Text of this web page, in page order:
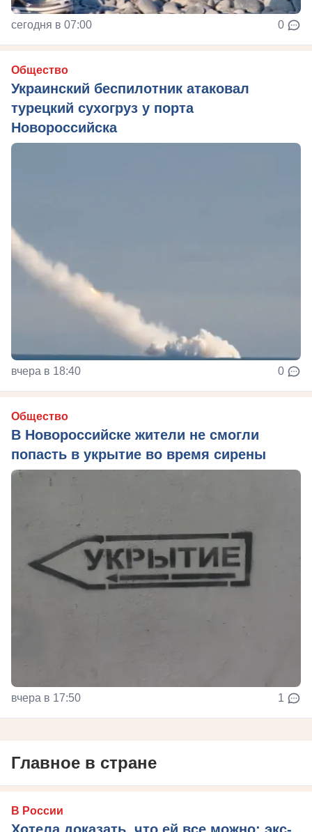
сегодня в 07:00 0
Общество
Украинский беспилотник атаковал
турецкий сухогруз у порта
Новороссийска
вчера в 18:40 0
Общество
В Новороссийске жители не смогли
попасть в укрытие во время сирены
вчера в 17:50 1
Главное в стране
В России